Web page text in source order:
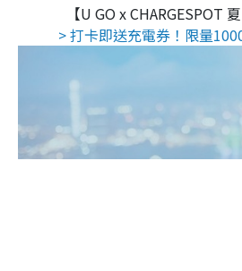
【U GO x CHARGESPOT
> 打卡即送充電券！限量